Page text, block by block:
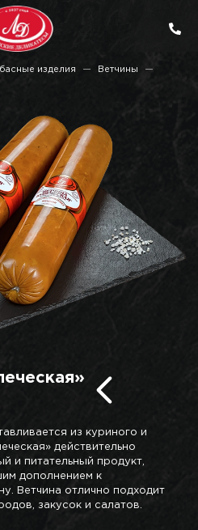
изделия
Ветчины
из куриного и
действительно
и питательный продукт,
дополнением к
Ветчина отлично подходит
закусок и салатов.